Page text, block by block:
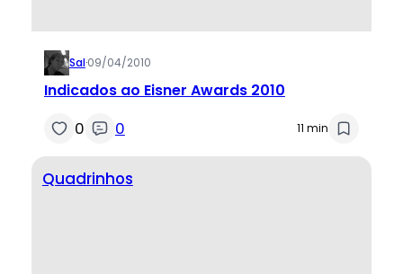
Sal·09/04/2010
Indicados ao Eisner Awards 2010
0 0 11 min
Quadrinhos